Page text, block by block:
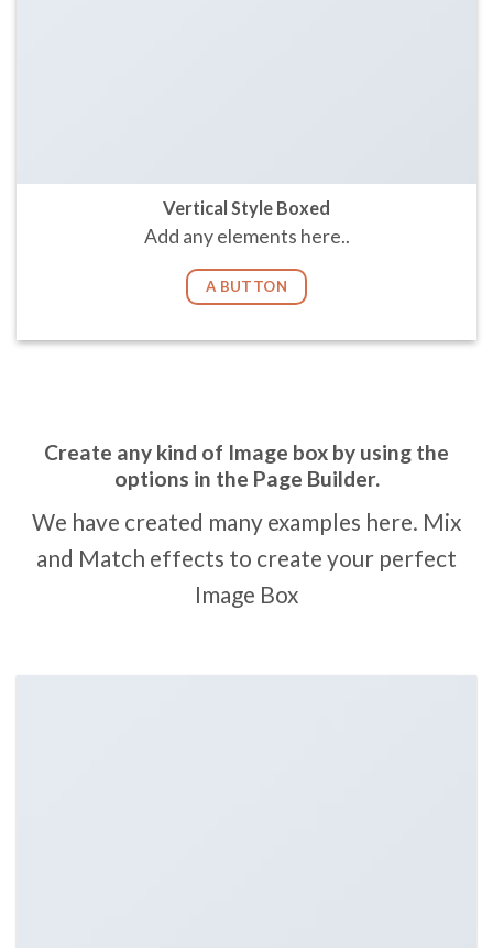
Vertical Style Boxed
Add any elements here..
A BUTTON
Create any kind of Image box by using the
options in the Page Builder.
We have created many examples here. Mix
and Match effects to create your perfect
Image Box